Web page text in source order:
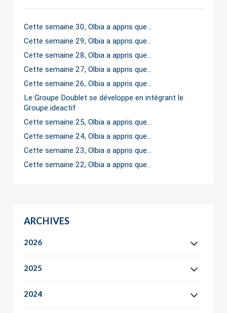
Cette semaine 30, Olbia a appris que…
Cette semaine 29, Olbia a appris que…
Cette semaine 28, Olbia a appris que…
Cette semaine 27, Olbia a appris que…
Cette semaine 26, Olbia a appris que…
Le Groupe Doublet se développe en intégrant le
Groupe ideactif
Cette semaine 25, Olbia a appris que…
Cette semaine 24, Olbia a appris que…
Cette semaine 23, Olbia a appris que…
Cette semaine 22, Olbia a appris que…
ARCHIVES
2026
2025
2024